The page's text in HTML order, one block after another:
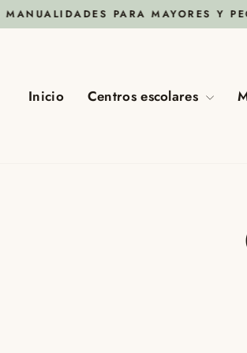
PARA MAYORES Y PEQUEÑOS.
Inicio Centros escolares